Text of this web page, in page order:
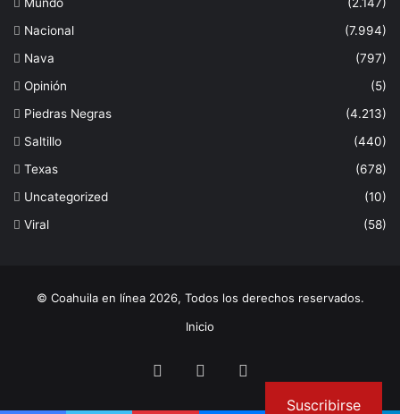
Nacional
(7.994)
Nava
(797)
Opinión
(5)
Piedras Negras
(4.213)
Saltillo
(440)
Texas
(678)
Uncategorized
(10)
Viral
(58)
© Coahuila en línea 2026, Todos los derechos reservados.
Inicio
FacebookTwitter
Suscribirse